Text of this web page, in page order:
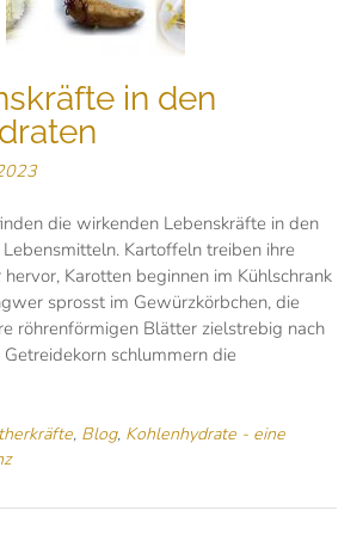
in den
die wirkenden Lebenskräfte in den
Kartoffeln treiben ihre
Karotten beginnen im Kühlschrank
sprosst im Gewürzkörbchen, die
röhrenförmigen Blätter zielstrebig nach
schlummern die
, Blog, Kohlenhydrate - eine